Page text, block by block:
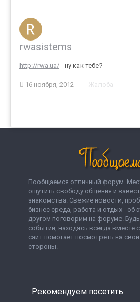
rwasistems
http://rwa.ua/ - ну как тебе?
16 ноября, 2012 Жалоба
Пообщаемся отличный форум.
ощутить свободу общения и
знакомства. Свежие новости,
бизнес среда, работа и отдых - об
другом поговорим на форуме.
событий, находясь всегда вместе
сайт помогает посмотреть на
стороны.
Рекомендуем посетить